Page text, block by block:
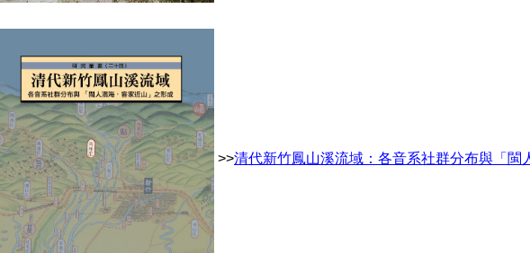
>>清代新竹鳳山溪流域：各音系社群分布與「閩